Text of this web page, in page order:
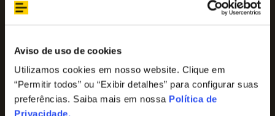
Aviso de uso de cookies
Utilizamos cookies em nosso website. Clique em
“Permitir todos” ou “Exibir detalhes” para configurar suas
preferências. Saiba mais em nossa Política de
Privacidade.
Assine nossa newsletter para ficar por dentro
das últimas tendências e aproveite promoções
Nome
E-mail